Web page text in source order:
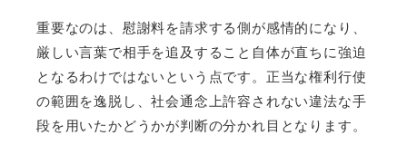
重要なのは、慰謝料を請求する側が感情的になり、
厳しい言葉で相手を追及すること自体が直ちに強迫
となるわけではないという点です。正当な権利行使
の範囲を逸脱し、社会通念上許容されない違法な手
段を用いたかどうかが判断の分かれ目となります。